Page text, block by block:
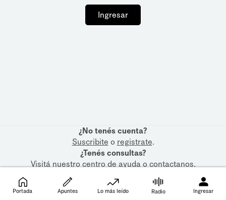
Ingresar
¿No tenés cuenta?
Suscribite o registrate.
¿Tenés consultas?
Visitá nuestrocentro de ayudaocontactanos.
Portada Apuntes Lo más leído Radio Ingresar